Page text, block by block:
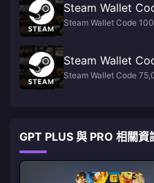
Steam Wallet
Steam Wallet Code
Steam Wallet
Steam Wallet Code
GPT PLUS 與 PRO 相關資